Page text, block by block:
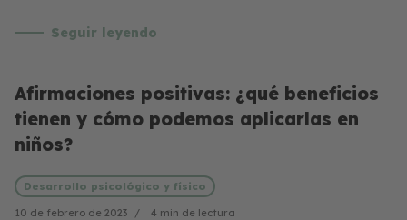
Seguir leyendo
Afirmaciones positivas: ¿qué beneficios
tienen y cómo podemos aplicarlas en
niños?
Desarrollo psicológico y físico
10 de febrero de 2023 4 min de lectura